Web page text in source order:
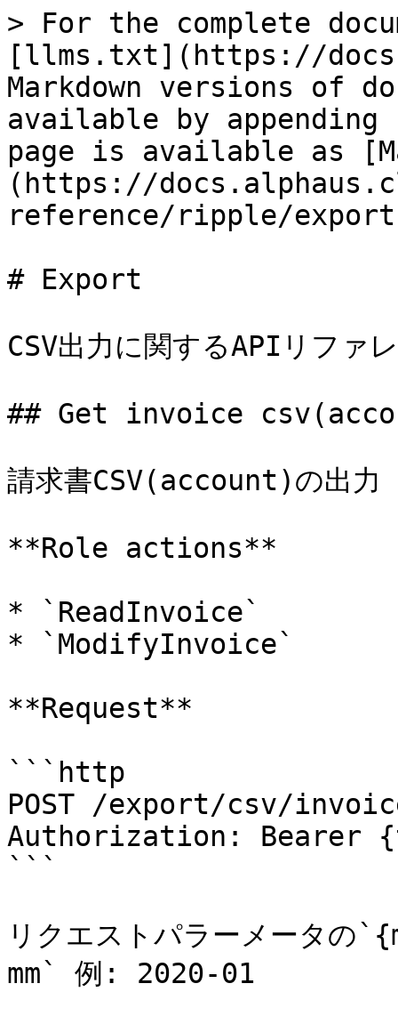
> For the complete
[llms.txt](https://
Markdown versions of
available by
page is available as
(https://
reference/ripple/
# Export
CSV出力に関するAPIリファ
## Get invoice
請求書CSV(account)の出力
**Role actions**
* `ReadInvoice`
* `ModifyInvoice`
**Request**
```http
POST /export/csv/
Authorization: Bearer
```
リクエストパラーメータ
mm` 例: 2020-01